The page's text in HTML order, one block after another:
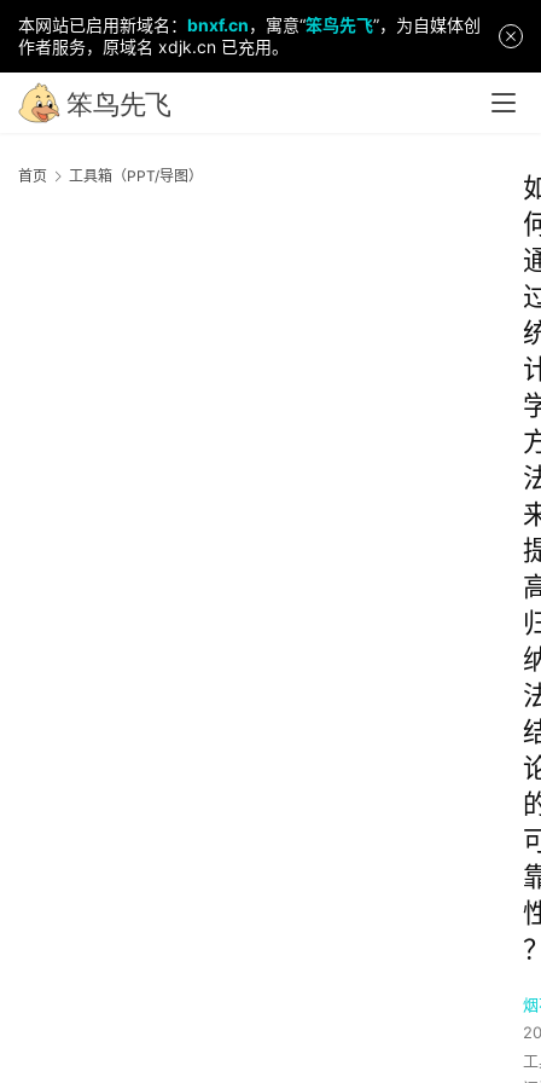
本网站已启用新域名： bnxf.cn，寓意“笨鸟先飞”，为自媒体创
作者服务，原域名 xdjk.cn 已充用。
首页 工具箱（PPT/导图）